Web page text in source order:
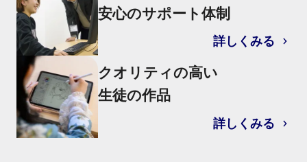
安心のサポート体制
詳しくみる
クオリティの高い
生徒の作品
詳しくみる